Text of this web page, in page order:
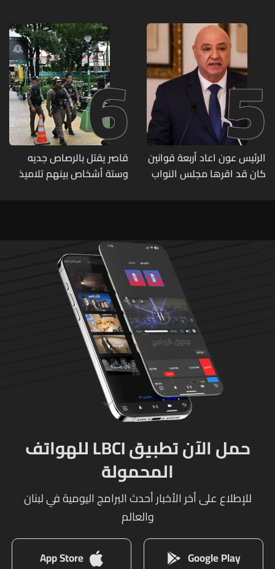
وقع ضحيّة أعماله؟
5
الرئيس عون اعاد أربعة قوانين
كان قد اقرها مجلس النواب
6
قاصر يقتل بالرصاص جديه
وستة أشخاص بينهم تلاميذ
حمل الآن تطبيق LBCI للهواتف
المحمولة
للإطلاع على أخر الأخبار أحدث البرامج اليومية في لبنان
والعالم
Google Play
App Store